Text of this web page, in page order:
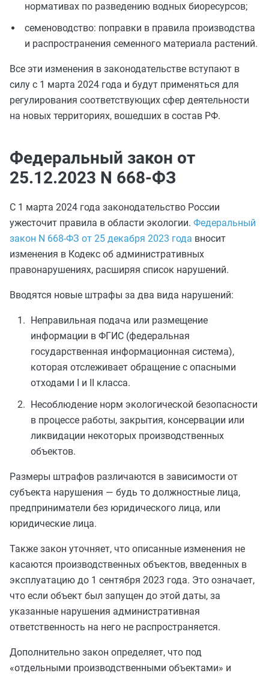
нормативах по разведению водных биоресурсов;
семеноводство: поправки в правила производства
и распространения семенного материала растений.
Все эти изменения в законодательстве вступают в
силу с 1 марта 2024 года и будут применяться для
регулирования соответствующих сфер деятельности
на новых территориях, вошедших в состав РФ.
Федеральный закон от
25.12.2023 N 668-ФЗ
С 1 марта 2024 года законодательство России
ужесточит правила в области экологии. Федеральный
закон N 668-ФЗ от 25 декабря 2023 года вносит
изменения в Кодекс об административных
правонарушениях, расширяя список нарушений.
Вводятся новые штрафы за два вида нарушений:
Неправильная подача или размещение
информации в ФГИС (федеральная
государственная информационная система),
которая отслеживает обращение с опасными
отходами I и II класса.
Несоблюдение норм экологической безопасности
в процессе работы, закрытия, консервации или
ликвидации некоторых производственных
объектов.
Размеры штрафов различаются в зависимости от
субъекта нарушения — будь то должностные лица,
предприниматели без юридического лица, или
юридические лица.
Также закон уточняет, что описанные изменения не
касаются производственных объектов, введенных в
эксплуатацию до 1 сентября 2023 года. Это означает,
что если объект был запущен до этой даты, за
указанные нарушения административная
ответственность на него не распространяется.
Дополнительно закон определяет, что под
«отдельными производственными объектами» и